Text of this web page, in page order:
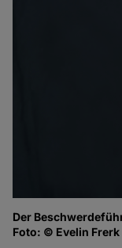
Der
Foto: © Evelin Frerk